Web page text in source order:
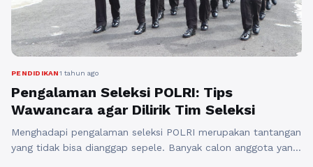
PENDIDIKAN1 tahun ago
Pengalaman Seleksi POLRI: Tips
Wawancara agar Dilirik Tim Seleksi
Menghadapi pengalaman seleksi POLRI merupakan tantangan
yang tidak bisa dianggap sepele. Banyak calon anggota yang